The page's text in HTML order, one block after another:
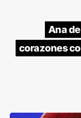
Ana
corazones